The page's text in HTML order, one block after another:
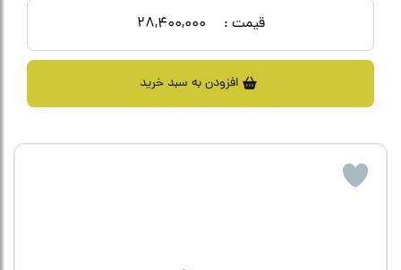
افزودن به سبد خرید
قیمت : 28,400,000